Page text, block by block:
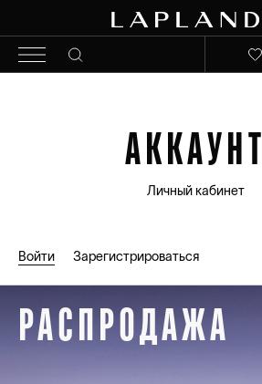
АККАУНТ
Личный кабинет
Войти Зарегистрироваться
РАСПРОДАЖА